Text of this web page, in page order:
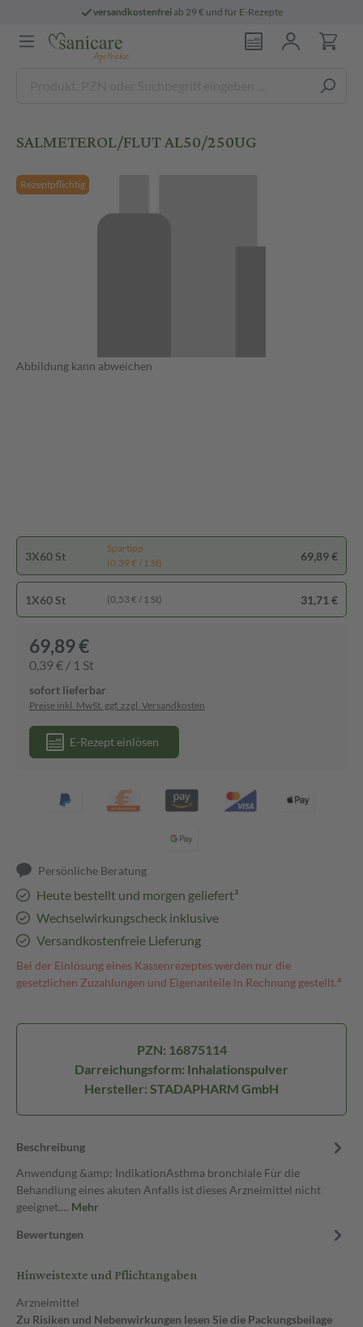
versandkostenfreiab 29 € und für E-Rezepte
SALMETEROL/FLUT AL50/250UG
Rezeptpflichtig
Abbildung kann abweichen
3X60 St
Spartipp
(0,39 € / 1 St)
69,89 €
1X60 St (0,53 € / 1 St) 31,71 €
69,89 €
0,39 € / 1 St
sofort lieferbar
Preise inkl. MwSt. ggf. zzgl. Versandkosten
E-Rezept einlösen
Persönliche Beratung
Heute bestellt und morgen geliefert³
Wechselwirkungscheck inklusive
Versandkostenfreie Lieferung
Bei der Einlösung eines Kassenrezeptes werden nur die
gesetzlichen Zuzahlungen und Eigenanteile in Rechnung gestellt.⁴
PZN: 16875114
Darreichungsform: Inhalationspulver
Hersteller: STADAPHARM GmbH
Beschreibung
Anwendung &amp; IndikationAsthma bronchiale Für die
Behandlung eines akuten Anfalls ist dieses Arzneimittel nicht
geeignet.… Mehr
Bewertungen
Hinweistexte und Pflichtangaben
Arzneimittel
Zu Risiken und Nebenwirkungen lesen Sie die Packungsbeilage